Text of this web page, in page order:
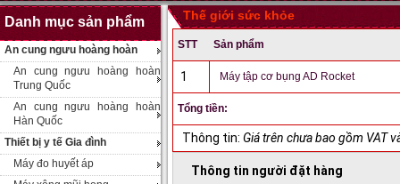
Danh mục sản phẩm
An cung ngưu hoàng hoàn
An cung ngưu hoàng hoàn
Trung Quốc
An cung ngưu hoàng hoàn
Hàn Quốc
Thiết bị y tế Gia đình
Máy đo huyết áp
Thế giới sức khỏe
STT Sản phẩm
1 Máy tập cơ bụng AD Rocket
Tổng tiền:
Thông tin: Giá trên chưa bao gồm VAT
Thông tin người đặt hàng